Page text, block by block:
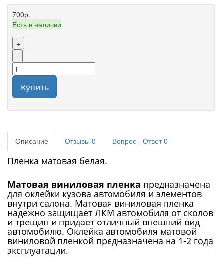
700р.
Есть в наличии
+
-
Купить
Описание Отзывы 0 Вопрос - Ответ0
Пленка матовая белая.
Матовая виниловая пленка предназначена
для оклейки кузова автомобиля и элементов
внутри салона. Матовая виниловая пленка
надежно защищает ЛКМ автомобиля от сколов
и трещин и придает отличный внешний вид
автомобилю. Оклейка автомобиля матовой
виниловой пленкой предназначена на 1-2 года
эксплуатации.